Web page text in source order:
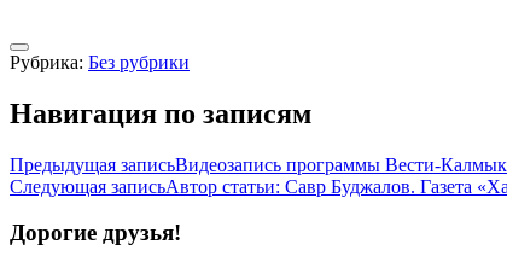
Рубрика: Без рубрики
Навигация по записям
Предыдущая записьВидеозапись программы Вести-
Следующая записьАвтор статьи: Савр Буджалов. Газета
Дорогие друзья!